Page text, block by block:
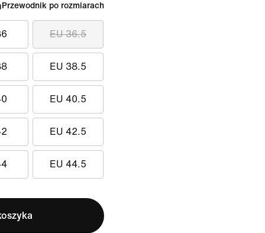
Przewodnik po rozmiarach
EU 36.5
EU 38.5
EU 40.5
EU 42.5
EU 44.5